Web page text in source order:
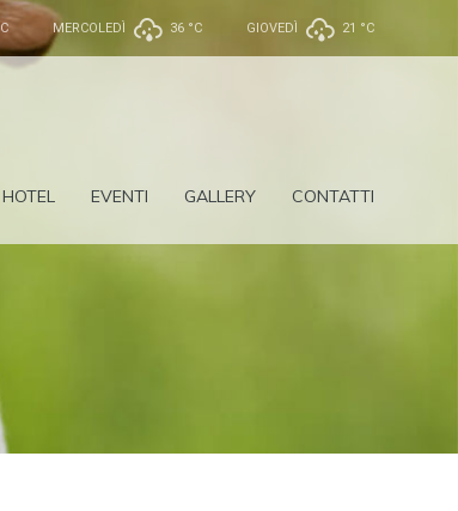
C MERCOLEDÌ 36 °C GIOVEDÌ 21 °C
HOTEL EVENTI GALLERY CONTATTI